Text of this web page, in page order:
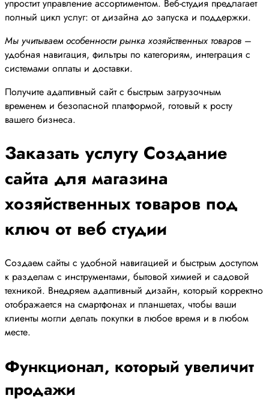
упростит управление ассортиментом. Веб-студия предлагает
полный цикл услуг: от дизайна до запуска и поддержки.
Мы учитываем особенности рынка хозяйственных товаров –
удобная навигация, фильтры по категориям, интеграция с
системами оплаты и доставки.
Получите адаптивный сайт с быстрым загрузочным
временем и безопасной платформой, готовый к росту
вашего бизнеса.
Заказать услугу Создание
сайта для магазина
хозяйственных товаров под
ключ от веб студии
Создаем сайты с удобной навигацией и быстрым доступом
к разделам с инструментами, бытовой химией и садовой
техникой. Внедряем адаптивный дизайн, который корректно
отображается на смартфонах и планшетах, чтобы ваши
клиенты могли делать покупки в любое время и в любом
месте.
Функционал, который увеличит
продажи